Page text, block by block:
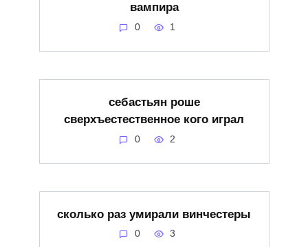
вампира
0 1
себастьян роше
сверхъестественное кого играл
0 2
сколько раз умирали винчестеры
0 3